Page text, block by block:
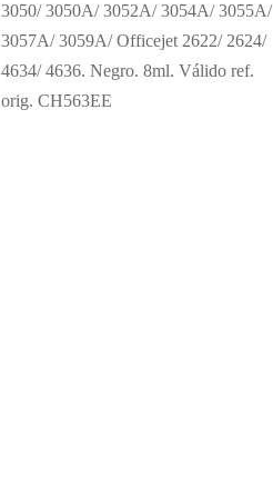
3050/ 3050A/ 3052A/ 3054A/ 3055A/
3057A/ 3059A/ Officejet 2622/ 2624/
4634/ 4636. Negro. 8ml. Válido ref.
orig. CH563EE